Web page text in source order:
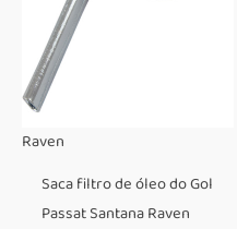
Raven
Saca filtro de óleo do Gol
Passat Santana Raven